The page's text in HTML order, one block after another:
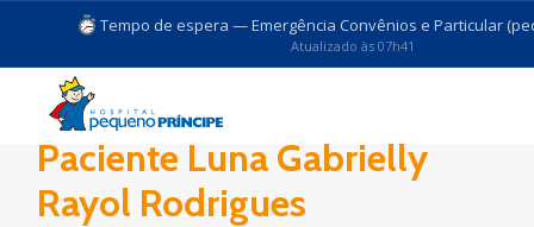
Tempo de espera — Emergência Convênios e Particular
Atualizado às 07h41
Paciente Luna Gabrielly
Rayol Rodrigues